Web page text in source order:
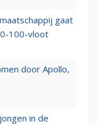
gaat
100-vloot
door Apollo,
in de